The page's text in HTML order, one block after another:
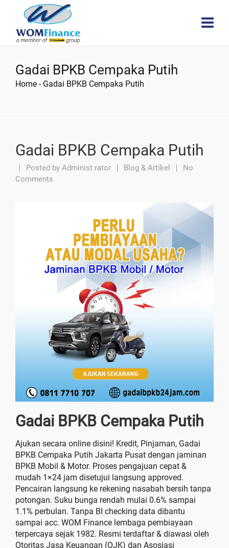
Gadai BPKB Cempaka Putih
Home - Gadai BPKB Cempaka Putih
Gadai BPKB Cempaka Putih
Posted by Administ rator Blog & Artikel
No
Comments
Gadai BPKB Cempaka Putih
Ajukan secara online disini! Kredit, Pinjaman, Gadai
BPKB Cempaka Putih Jakarta Pusat dengan jaminan
BPKB Mobil & Motor. Proses pengajuan cepat &
mudah 1×24 jam disetujui langsung approved.
Pencairan langsung ke rekening nasabah bersih tanpa
potongan. Suku bunga rendah mulai 0.6% sampai
1.1% perbulan. Tanpa BI checking data dibantu
sampai acc. WOM Finance lembaga pembiayaan
terpercaya sejak 1982. Resmi terdaftar & diawasi oleh
Otoritas Jasa Keuangan (OJK) dan Asosiasi